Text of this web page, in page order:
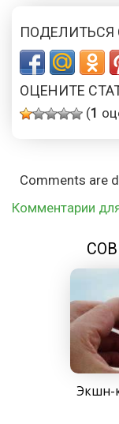
ПОДЕЛИТЬСЯ
ОЦЕНИТЕ
(1
Comments are
Комментарии
Экшн-